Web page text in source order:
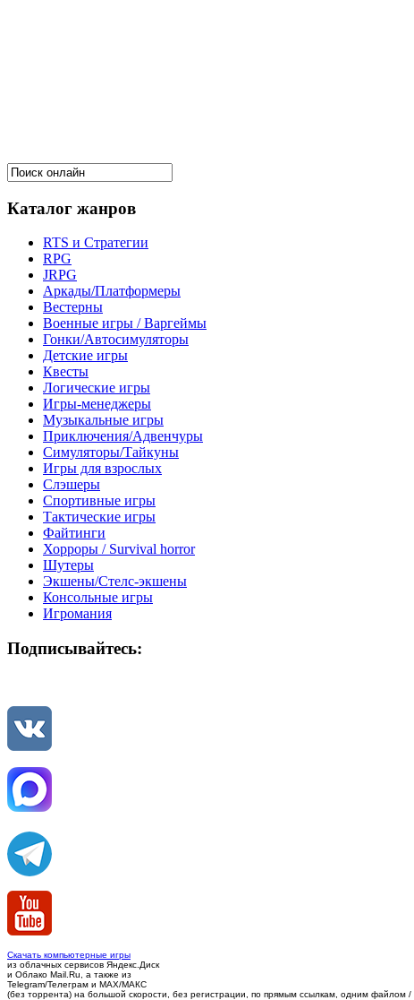
Каталог жанров
RTS и Стратегии
RPG
JRPG
Аркады/Платформеры
Вестерны
Военные игры / Варгеймы
Гонки/Автосимуляторы
Детские игры
Квесты
Логические игры
Игры-менеджеры
Музыкальные игры
Приключения/Адвенчуры
Симуляторы/Тайкуны
Игры для взрослых
Слэшеры
Спортивные игры
Тактические игры
Файтинги
Хорроры / Survival horror
Шутеры
Экшены/Стелс-экшены
Консольные игры
Игромания
Подписывайтесь:
Скачать компьютерные игры
из облачных сервисов Яндекс.Диск
и Облако Mail.Ru, а также из
Telegram/Телеграм и MAX/МАКС
(без торрента) на большой скорости, без регистрации, по прямым ссылкам, одним файлом /